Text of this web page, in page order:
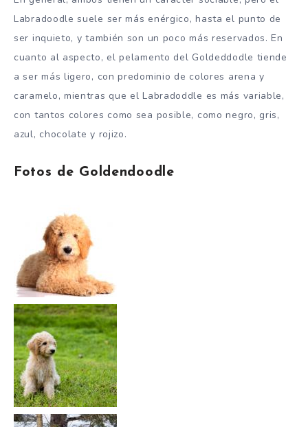
Labradoodle suele ser más enérgico, hasta el punto de
ser inquieto, y también son un poco más reservados. En
cuanto al aspecto, el pelamento del Goldeddodle tiende
a ser más ligero, con predominio de colores arena y
caramelo, mientras que el Labradoddle es más variable,
con tantos colores como sea posible, como negro, gris,
azul, chocolate y rojizo.
Fotos de Goldendoodle